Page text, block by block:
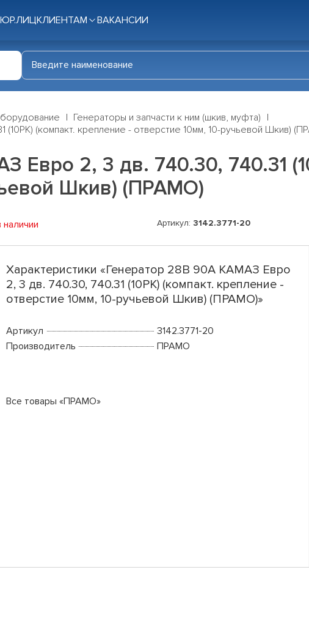
КЛИЕНТАМ ВАКАНСИИ
Генераторы и запчасти к ним (шкив, муфта)
(компакт. крепление - отверстие 10мм, 10-ручьевой Шкив)
Евро 2, 3 дв. 740.30, 740.31
Шкив) (ПРАМО)
Артикул: 3142.3771-20
Характеристики «Генератор 28В 90А КАМАЗ Евро
2, 3 дв. 740.30, 740.31 (10PK) (компакт. крепление -
отверстие 10мм, 10-ручьевой Шкив) (ПРАМО)»
Артикул
3142.3771-20
Производитель
ПРАМО
Все товары «ПРАМО»